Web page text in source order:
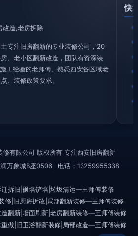
改造,老房拆除
专注旧房翻新的专业装修公司，20
、老小区翻新改造，团队有资深装
工经验的老师傅、熟悉西安各区域老
、装修政策要求。
快
有限公司 版权所有 专注西安旧房翻新
万象城B座0506 | 电话：13259955338
拆旧|砸墙铲墙|垃圾清运—王师傅装修
修|旧厨房拆改|局部翻新装修—王师傅装修
翻新|墙面刷新|老房翻新装修—王师傅装修
做|旧卫浴翻新装修|局部改造—王师傅装修